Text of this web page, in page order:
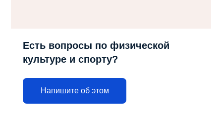
Есть вопросы по физической
культуре и спорту?
Напишите об этом